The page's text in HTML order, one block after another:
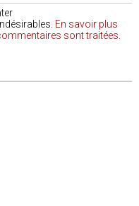
En savoir plus
sont traitées